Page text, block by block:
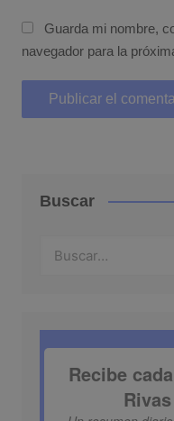
Guarda mi nombre,
navegador para la
Buscar